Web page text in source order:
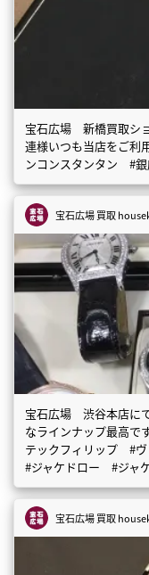
宝石広場 新橋買取シ
連様いつも当店をご利
ンコンスタンタン #
宝石広場 買取
宝石広場 渋谷本店に
なラインナップ最高で
テックフィリップ #
#ジャケドロー #ジャ
宝石広場 買取